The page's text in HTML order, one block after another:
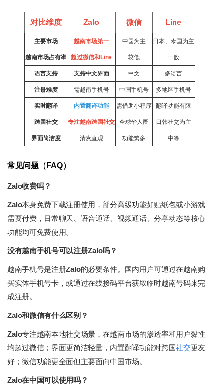
对比维度 Zalo 微信 Line
主要市场 越南市场第一 中国为主 日本、泰国为主
越南市场占有率 超过微信和Line 较低 一般
语言支持 支持中文界面 中文 多语言
注册难度 需越南手机号 中国手机号 多地区手机号
实时翻译 内置翻译功能 需借助小程序 翻译功能有限
跨国社交 专注越南跨国社交 全球华人圈 日韩社交为主
界面简洁度 清爽直观 功能繁多 中等
常见问题（FAQ）
Zalo收费吗？
Zalo本身免费下载注册使用，部分高级功能如贴纸包或小游戏
需要付费，日常聊天、语音通话、视频通话、分享动态等核心
功能均可免费使用。
没有越南手机号可以注册Zalo吗？
越南手机号是注册Zalo的必要条件。国内用户可通过在越南购
买实体手机号卡，或通过在线接码平台获取临时越南号码来完
成注册。
Zalo和微信有什么区别？
Zalo专注越南本地社交场景，在越南市场的渗透率和用户黏性
均超过微信；界面更简洁轻量，内置翻译功能对跨国社交更友
好；微信功能更全面但主要面向中国市场。
Zalo在中国可以使用吗？